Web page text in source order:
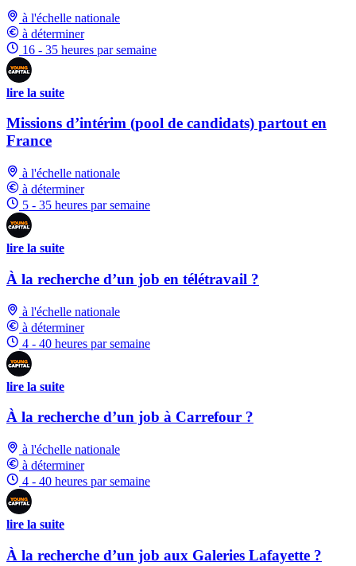
à l'échelle nationale
à déterminer
16 - 35 heures par semaine
lire la suite
Missions d’intérim (pool de candidats) partout en
France
à l'échelle nationale
à déterminer
5 - 35 heures par semaine
lire la suite
À la recherche d’un job en télétravail ?
à l'échelle nationale
à déterminer
4 - 40 heures par semaine
lire la suite
À la recherche d’un job à Carrefour ?
à l'échelle nationale
à déterminer
4 - 40 heures par semaine
lire la suite
À la recherche d’un job aux Galeries Lafayette ?